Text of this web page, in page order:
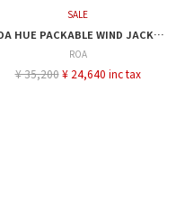
SALE
ROA HUE PACKABLE WIND JACKET
ROA
¥ 35,200 ¥ 24,640 inc tax